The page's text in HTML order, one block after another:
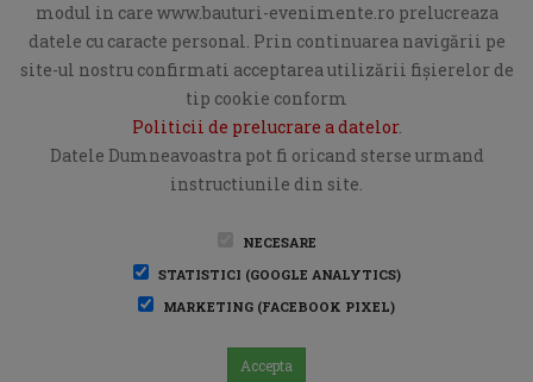
modul in care www.bauturi-evenimente.ro prelucreaza
datele cu caracte personal. Prin continuarea navigării pe
site-ul nostru confirmati acceptarea utilizării fişierelor de
tip cookie conform
Politicii de prelucrare a datelor.
Datele Dumneavoastra pot fi oricand sterse urmand
instructiunile din site.
NECESARE
STATISTICI (GOOGLE ANALYTICS)
MARKETING (FACEBOOK PIXEL)
Accepta